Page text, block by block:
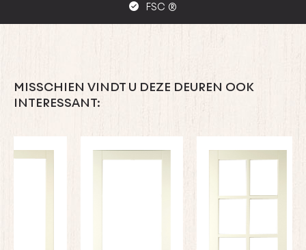
FSC ®
MISSCHIEN VINDT U DEZE DEUREN OOK
INTERESSANT: